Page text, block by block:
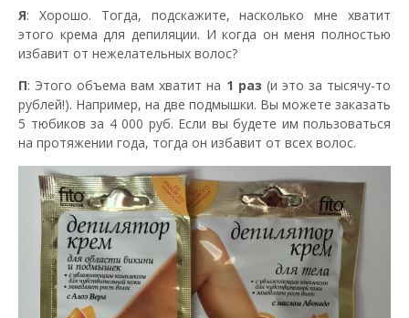
Я: Хорошо. Тогда, подскажите, насколько мне хватит
этого крема для депиляции. И когда он меня полностью
избавит от нежелательных волос?
П: Этого объема вам хватит на 1 раз (и это за тысячу-то
рублей!). Например, на две подмышки. Вы можете заказать
5 тюбиков за 4 000 руб. Если вы будете им пользоваться
на протяжении года, тогда он избавит от всех волос.